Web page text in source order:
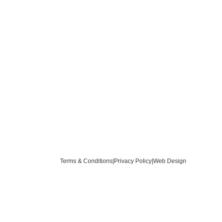
Terms & Conditions Privacy Policy Web Design